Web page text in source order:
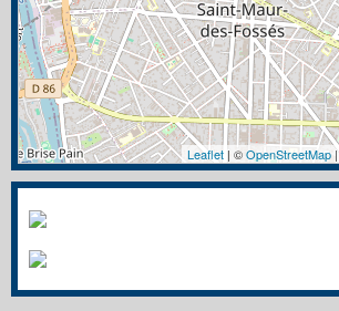
Leaflet | ©OpenStreetMap |